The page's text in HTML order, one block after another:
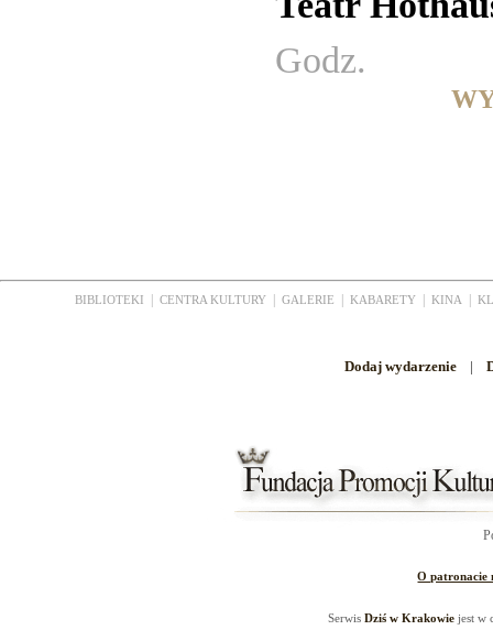
Godz.
BIBLIOTEKI CENTRA KULTURY GALERIE KABARETY KINA
Dodaj wydarzenie |
O patronacie
SerwisDziś w Krakowie jest w